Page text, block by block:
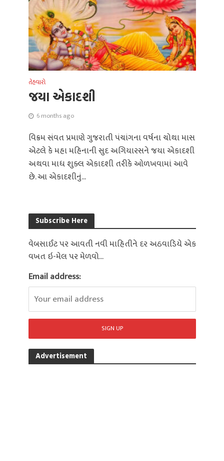
તેહવારો
જયા એકાદશી
6 months ago
વિક્રમ સંવત પ્રમાણે ગુજરાતી પંચાંગના વર્ષના ચોથા માસ
એટલે કે મહા મહિનાની સુદ અગિયારસને જયા એકાદશી
અથવા માધ શુક્લ એકાદશી તરીકે ઓળખવામાં આવે
છે. આ એકાદશીનું...
Subscribe Here
વેબસાઈટ પર આવતી નવી માહિતીને દર અઠવાડિયે એક
વખત ઇ-મેલ પર મેળવો...
Email address:
Advertisement